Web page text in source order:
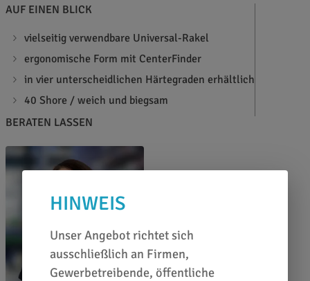
AUF EINEN BLICK
vielseitig verwendbare Universal-Rakel
ergonomische Form mit CenterFinder
in vier unterscheidlichen Härtegraden erhältlich
40 Shore / weich und biegsam
BERATEN LASSEN
HINWEIS
Unser Angebot richtet sich
ausschließlich an Firmen,
Gewerbetreibende, öffentliche